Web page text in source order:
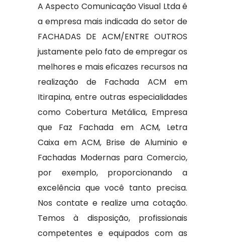
A Aspecto Comunicação Visual Ltda é
a empresa mais indicada do setor de
FACHADAS DE ACM/ENTRE OUTROS
justamente pelo fato de empregar os
melhores e mais eficazes recursos na
realização de Fachada ACM em
Itirapina, entre outras especialidades
como Cobertura Metálica, Empresa
que Faz Fachada em ACM, Letra
Caixa em ACM, Brise de Aluminio e
Fachadas Modernas para Comercio,
por exemplo, proporcionando a
excelência que você tanto precisa.
Nos contate e realize uma cotação.
Temos à disposição, profissionais
competentes e equipados com as